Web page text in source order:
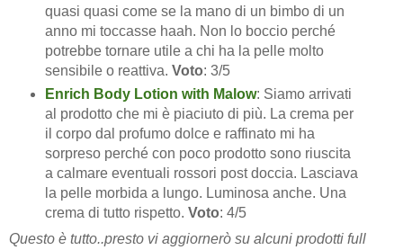
quasi quasi come se la mano di un bimbo di un
anno mi toccasse haah. Non lo boccio perché
potrebbe tornare utile a chi ha la pelle molto
sensibile o reattiva. Voto: 3/5
Enrich Body Lotion with Malow: Siamo arrivati
al prodotto che mi è piaciuto di più. La crema per
il corpo dal profumo dolce e raffinato mi ha
sorpreso perché con poco prodotto sono riuscita
a calmare eventuali rossori post doccia. Lasciava
la pelle morbida a lungo. Luminosa anche. Una
crema di tutto rispetto. Voto: 4/5
Questo è tutto..presto vi aggiornerò su alcuni prodotti full